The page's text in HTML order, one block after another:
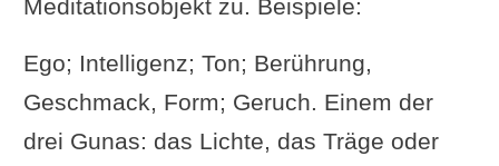
Meditationsobjekt zu. Beispiele:
Ego; Intelligenz; Ton; Berührung,
Geschmack, Form; Geruch. Einem der
drei Gunas: das Lichte, das Träge oder